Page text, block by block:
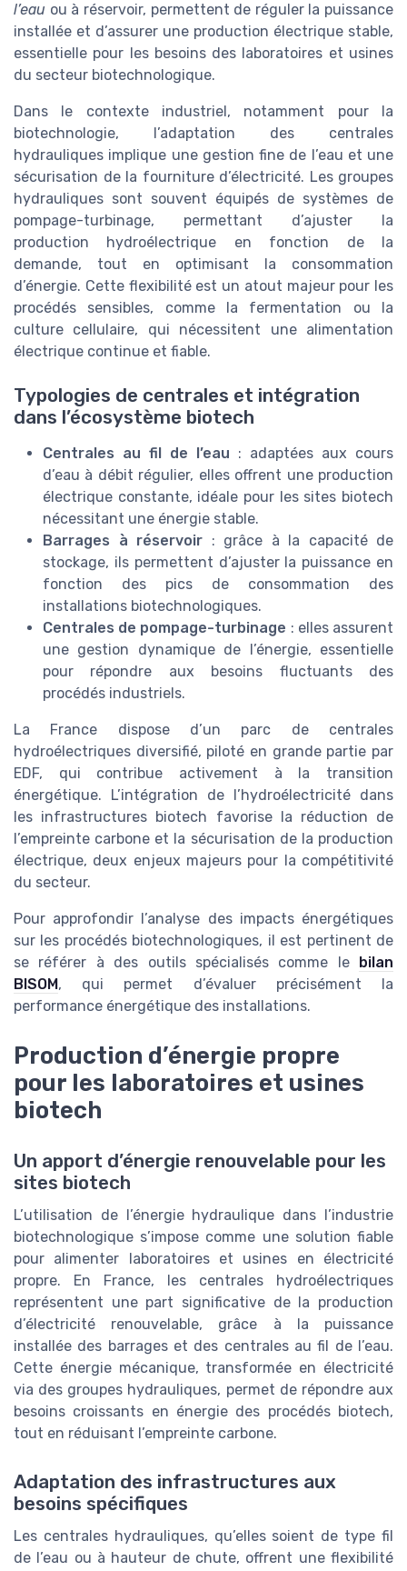
l’eau ou à réservoir, permettent de réguler la puissance
installée et d’assurer une production électrique stable,
essentielle pour les besoins des laboratoires et usines
du secteur biotechnologique.
Dans le contexte industriel, notamment pour la
biotechnologie, l’adaptation des centrales
hydrauliques implique une gestion fine de l’eau et une
sécurisation de la fourniture d’électricité. Les groupes
hydrauliques sont souvent équipés de systèmes de
pompage-turbinage, permettant d’ajuster la
production hydroélectrique en fonction de la
demande, tout en optimisant la consommation
d’énergie. Cette flexibilité est un atout majeur pour les
procédés sensibles, comme la fermentation ou la
culture cellulaire, qui nécessitent une alimentation
électrique continue et fiable.
Typologies de centrales et intégration
dans l’écosystème biotech
Centrales au fil de l’eau : adaptées aux cours
d’eau à débit régulier, elles offrent une production
électrique constante, idéale pour les sites biotech
nécessitant une énergie stable.
Barrages à réservoir : grâce à la capacité de
stockage, ils permettent d’ajuster la puissance en
fonction des pics de consommation des
installations biotechnologiques.
Centrales de pompage-turbinage : elles assurent
une gestion dynamique de l’énergie, essentielle
pour répondre aux besoins fluctuants des
procédés industriels.
La France dispose d’un parc de centrales
hydroélectriques diversifié, piloté en grande partie par
EDF, qui contribue activement à la transition
énergétique. L’intégration de l’hydroélectricité dans
les infrastructures biotech favorise la réduction de
l’empreinte carbone et la sécurisation de la production
électrique, deux enjeux majeurs pour la compétitivité
du secteur.
Pour approfondir l’analyse des impacts énergétiques
sur les procédés biotechnologiques, il est pertinent de
se référer à des outils spécialisés comme le
bilan
BISOM , qui permet d’évaluer précisément la
performance énergétique des installations.
Production d’énergie propre
pour les laboratoires et usines
biotech
Un apport d’énergie renouvelable pour les
sites biotech
L’utilisation de l’énergie hydraulique dans l’industrie
biotechnologique s’impose comme une solution fiable
pour alimenter laboratoires et usines en électricité
propre. En France, les centrales hydroélectriques
représentent une part significative de la production
d’électricité renouvelable, grâce à la puissance
installée des barrages et des centrales au fil de l’eau.
Cette énergie mécanique, transformée en électricité
via des groupes hydrauliques, permet de répondre aux
besoins croissants en énergie des procédés biotech,
tout en réduisant l’empreinte carbone.
Adaptation des infrastructures aux
besoins spécifiques
Les centrales hydrauliques, qu’elles soient de type fil
de l’eau ou à hauteur de chute, offrent une flexibilité